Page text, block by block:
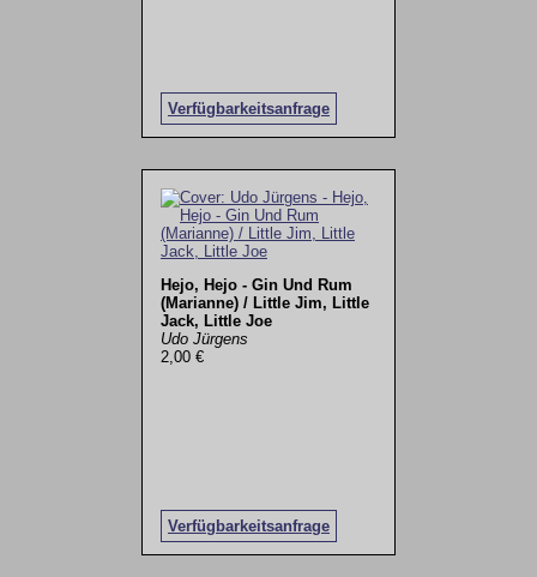
Verfügbarkeitsanfrage
Hejo, Hejo - Gin Und Rum
(Marianne) / Little Jim, Little
Jack, Little Joe
Udo Jürgens
2,00 €
Verfügbarkeitsanfrage